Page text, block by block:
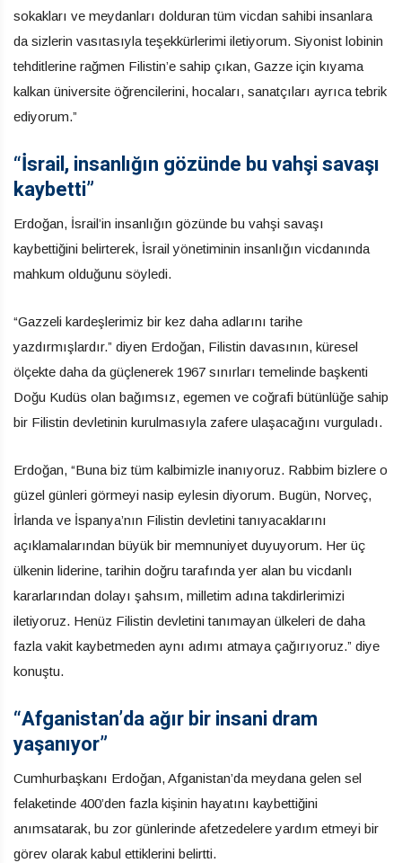
sokakları ve meydanları dolduran tüm vicdan sahibi insanlara
da sizlerin vasıtasıyla teşekkürlerimi iletiyorum. Siyonist lobinin
tehditlerine rağmen Filistin’e sahip çıkan, Gazze için kıyama
kalkan üniversite öğrencilerini, hocaları, sanatçıları ayrıca tebrik
ediyorum.”
“İsrail, insanlığın gözünde bu vahşi savaşı
kaybetti”
Erdoğan, İsrail’in insanlığın gözünde bu vahşi savaşı
kaybettiğini belirterek, İsrail yönetiminin insanlığın vicdanında
mahkum olduğunu söyledi.
“Gazzeli kardeşlerimiz bir kez daha adlarını tarihe
yazdırmışlardır.” diyen Erdoğan, Filistin davasının, küresel
ölçekte daha da güçlenerek 1967 sınırları temelinde başkenti
Doğu Kudüs olan bağımsız, egemen ve coğrafi bütünlüğe sahip
bir Filistin devletinin kurulmasıyla zafere ulaşacağını vurguladı.
Erdoğan, “Buna biz tüm kalbimizle inanıyoruz. Rabbim bizlere o
güzel günleri görmeyi nasip eylesin diyorum. Bugün, Norveç,
İrlanda ve İspanya’nın Filistin devletini tanıyacaklarını
açıklamalarından büyük bir memnuniyet duyuyorum. Her üç
ülkenin liderine, tarihin doğru tarafında yer alan bu vicdanlı
kararlarından dolayı şahsım, milletim adına takdirlerimizi
iletiyoruz. Henüz Filistin devletini tanımayan ülkeleri de daha
fazla vakit kaybetmeden aynı adımı atmaya çağırıyoruz.” diye
konuştu.
“Afganistan’da ağır bir insani dram
yaşanıyor”
Cumhurbaşkanı Erdoğan, Afganistan’da meydana gelen sel
felaketinde 400’den fazla kişinin hayatını kaybettiğini
anımsatarak, bu zor günlerinde afetzedelere yardım etmeyi bir
görev olarak kabul ettiklerini belirtti.